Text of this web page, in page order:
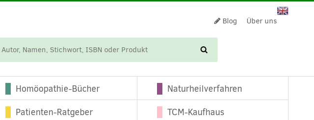
Blog Über uns
Homöopathie-Bücher
Naturheilverfahren
Patienten-Ratgeber TCM-Kaufhaus